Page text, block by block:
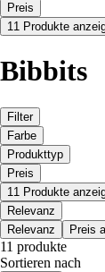
Preis
11 Produkte
Bibbits
Filter
Farbe
Produkttyp
Preis
11 Produkte
Relevanz
Relevanz
Preis
11 produkte
Sortieren nach